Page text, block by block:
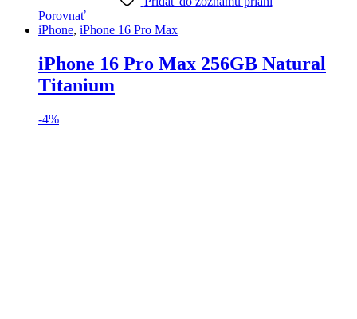
Porovnať
iPhone, iPhone 16 Pro Max
iPhone 16 Pro Max 256GB Natural
Titanium
-4%